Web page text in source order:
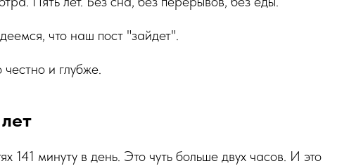
что наш пост "зайдет".
и глубже.
141 минуту в день. Это чуть больше двух часов. И это